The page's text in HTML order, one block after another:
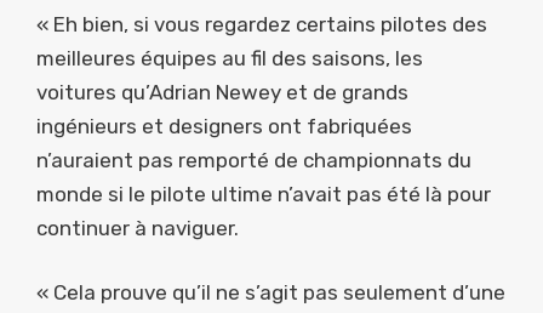
« Eh bien, si vous regardez certains pilotes des
meilleures équipes au fil des saisons, les
voitures qu’Adrian Newey et de grands
ingénieurs et designers ont fabriquées
n’auraient pas remporté de championnats du
monde si le pilote ultime n’avait pas été là pour
continuer à naviguer.
« Cela prouve qu’il ne s’agit pas seulement d’une